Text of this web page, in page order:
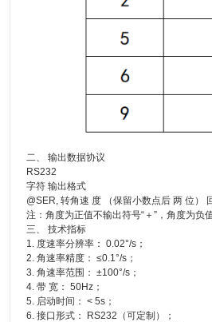
二、 输出数据协议
RS232
字符 输出格式
@SER, 转角速 度 （保留小数点后 两 位）
注：角度为正值不输出符号“＋”，角度为负值
三、 技术指标
1. 度速率分辨率： 0.02°/s；
2. 角速率精度： ≤0.1°/s；
3. 角速率范围： ±100°/s；
4. 带 宽： 50Hz；
5. 启动时间： < 5s；
6. 接口形式： RS232（可定制）；